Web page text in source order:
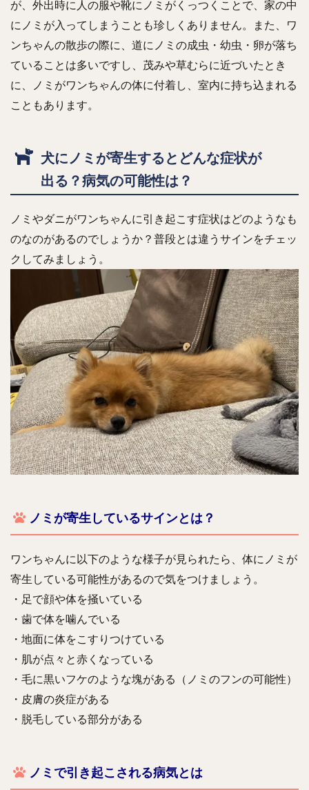
が、外出時に人の服や靴にノミがくっつくことで、家の中
にノミが入ってしまうことも珍しくありません。また、ワ
ンちゃんの散歩の際に、道にノミの成虫・幼虫・卵が落ち
ていることは多いですし、茂みや草むらに近づいたとき
に、ノミがワンちゃんの体に付着し、室内に持ち込まれる
こともあります。
犬にノミが寄生するとどんな症状が
出る？病気の可能性は？
ノミやダニがワンちゃんに引き起こす症状はどのようなも
のなのがあるのでしょうか？普段とは違うサインをチェッ
クしてみましょう。
ノミが寄生しているサインとは？
ワンちゃんに以下のような様子が見られたら、体にノミが
寄生している可能性があるので気をつけましょう。
・足で顔や体を掻いている
・歯で体を噛んでいる
・地面に体をこすりつけている
・肌が点々と赤くなっている
・毛に黒いフケのような塊がある（ノミのフンの可能性）
・皮膚の炎症がある
・脱毛している部分がある
ノミで引き起こされる病気とは